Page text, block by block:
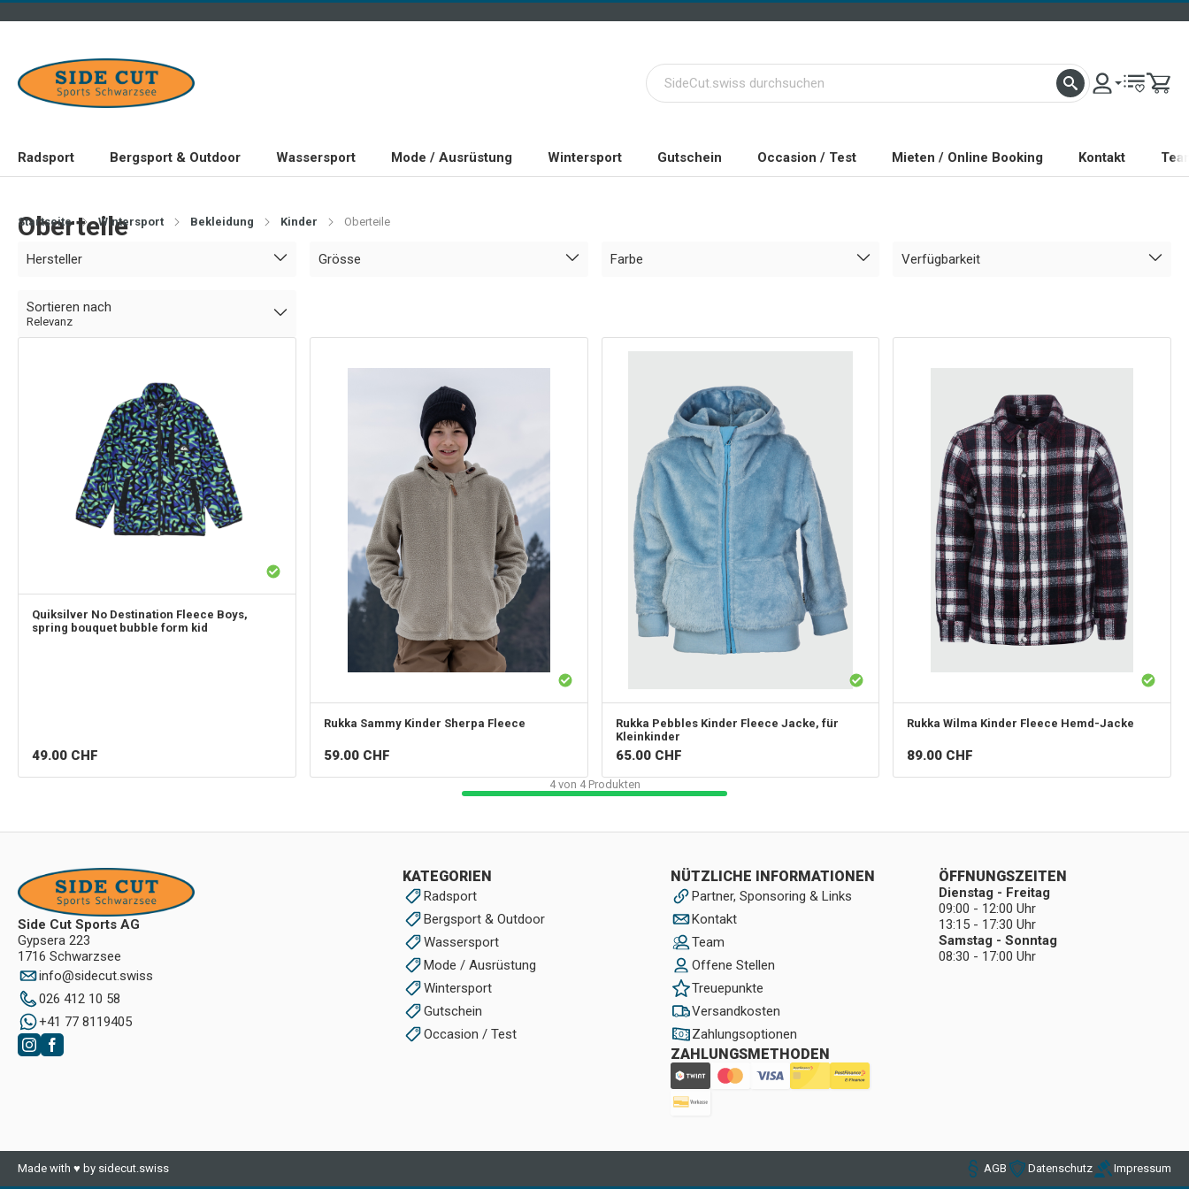
Radsport Bergsport & Outdoor Wassersport Mode / Ausrüstung Wintersport Gutschein Occasion / Test Mieten / Online Booking Kontakt
Startseite Wintersport Bekleidung Kinder Oberteile
Oberteile
Hersteller Grösse Farbe Verfügbarkeit
Sortieren nach
Relevanz
Quiksilver No Destination Fleece Boys,
spring bouquet bubble form kid
49.00 CHF
Rukka Sammy Kinder Sherpa Fleece
59.00 CHF
Rukka Pebbles Kinder Fleece Jacke, für
Kleinkinder
65.00 CHF
Rukka Wilma Kinder Fleece Hemd-Jacke
89.00 CHF
4von 4Produkten
Side Cut Sports AG
Gypsera 223
1716 Schwarzsee
info@sidecut.swiss
026 412 10 58
+41 77 8119405
KATEGORIEN
Radsport
Bergsport & Outdoor
Wassersport
Mode / Ausrüstung
Wintersport
Gutschein
Occasion / Test
NÜTZLICHE INFORMATIONEN
Partner, Sponsoring & Links
Kontakt
Team
Offene Stellen
Treuepunkte
Versandkosten
Zahlungsoptionen
ZAHLUNGSMETHODEN
ÖFFNUNGSZEITEN
Dienstag - Freitag
09:00 - 12:00 Uhr
13:15 - 17:30 Uhr
Samstag - Sonntag
08:30 - 17:00 Uhr
Made with ♥ by sidecut.swiss AGB Datenschutz Impressum